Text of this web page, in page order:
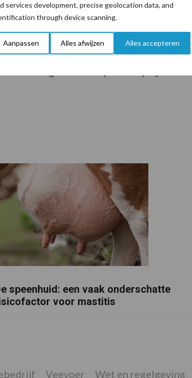
services development, precise geolocation data, and
through device scanning.
Aanpassen Alles afwijzen Alles accepteren
de vergunningverlening van woningbouw,
meldingen. Met vragen over AERIUS
Voor vragen over uw specifieke project kunt
speenhuid: een vaak onderschatte
voor mastitis
Veevoer Wet en regelgeving